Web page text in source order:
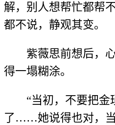
解，别人想帮忙都帮
都不说，静观其变。
紫薇思前想后，
得一塌糊涂。
“当初，不要把金
了……她说得也对，